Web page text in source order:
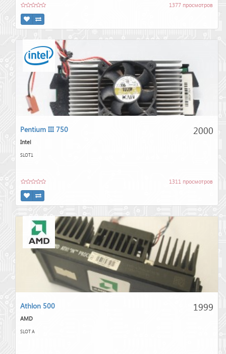
1377 просмотров
2000
Pentium III 750
Intel
SLOT1
1311 просмотров
1999
Athlon 500
AMD
SLOT A